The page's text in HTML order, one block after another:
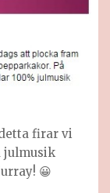
firar vi
julmusik
😀